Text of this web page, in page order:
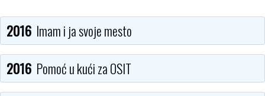
2016 Imam i ja svoje mesto
2016 Pomoć u kući za OSIT